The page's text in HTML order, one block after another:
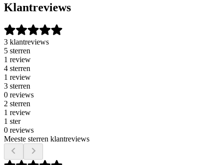
Klantreviews
3 klantreviews
5 sterren
1 review
4 sterren
1 review
3 sterren
0 reviews
2 sterren
1 review
1 ster
0 reviews
Meeste sterren klantreviews